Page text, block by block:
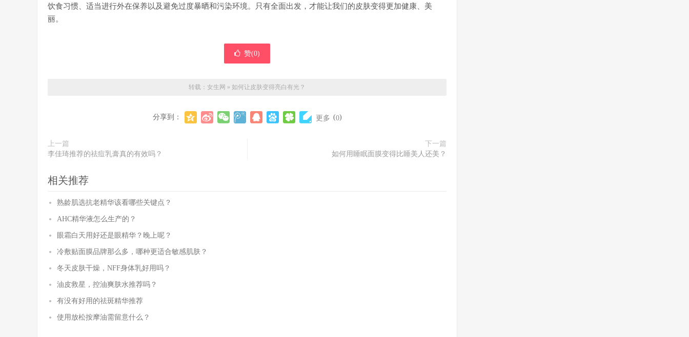
饮食习惯、适当进行外在保养以及避免过度暴晒和污染环境。只有全面出发，才能让我们的皮肤变得更加健康、美
丽。
赞(0)
转载： 女生网 » 如何让皮肤变得亮白有光？
分享到： 更多 (0)
上一篇
李佳琦推荐的祛痘乳膏真的有效吗？
下一篇
如何用睡眠面膜变得比睡美人还美？
相关推荐
熟龄肌选抗老精华该看哪些关键点？
AHC精华液怎么生产的？
眼霜白天用好还是眼精华？晚上呢？
冷敷贴面膜品牌那么多，哪种更适合敏感肌肤？
冬天皮肤干燥，NFF身体乳好用吗？
油皮救星，控油爽肤水推荐吗？
有没有好用的祛斑精华推荐
使用放松按摩油需留意什么？